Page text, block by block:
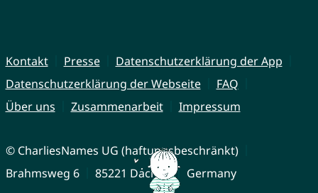
Kontakt Presse
Datenschutzerklärung der App
Datenschutzerklärung der Webseite
FAQ
Über uns
Zusammenarbeit Impressum
© CharliesNames UG (haftungsbeschränkt)
Brahmsweg 6
85221 Dachau Germany